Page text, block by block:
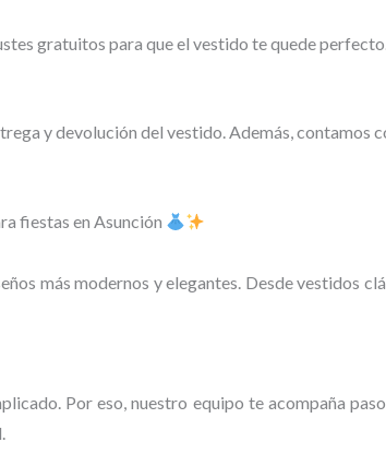
gratuitos para que el vestido te quede perfecto.
y devolución del vestido. Además, contamos
fiestas en Asunción
más modernos y elegantes. Desde vestidos
Por eso, nuestro equipo te acompaña